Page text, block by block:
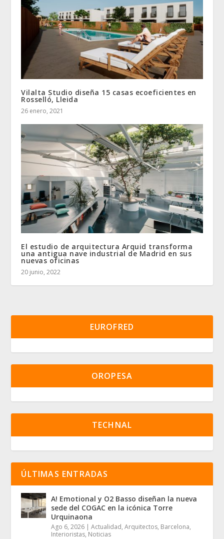
Vilalta Studio diseña 15 casas ecoeficientes en
Rosselló, Lleida
26 enero, 2021
El estudio de arquitectura Arquid transforma
una antigua nave industrial de Madrid en sus
nuevas oficinas
20 junio, 2022
EUROFRED
OROPESA
TECHNAL
ÚLTIMAS ENTRADAS
A! Emotional y O2 Basso diseñan la nueva
sede del COGAC en la icónica Torre
Urquinaona
Ago 6, 2026 |Actualidad,Arquitectos, Barcelona,
Interioristas, Noticias